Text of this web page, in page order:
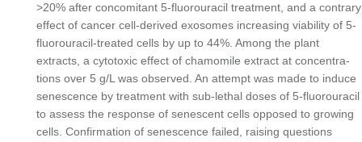
>20% after concomitant 5-fluorouracil treatment, and a contrary
effect of cancer cell-derived exosomes increasing viability of 5-
fluorouracil-treated cells by up to 44%. Among the plant
extracts, a cytotoxic effect of chamomile extract at concentra-
tions over 5 g/L was observed. An attempt was made to induce
senescence by treatment with sub-lethal doses of 5-fluorouracil
to assess the response of senescent cells opposed to growing
cells. Confirmation of senescence failed, raising questions